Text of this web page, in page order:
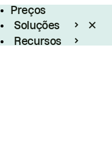
Preços
Soluções
Recursos